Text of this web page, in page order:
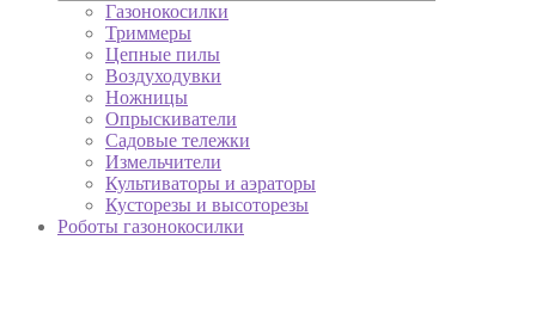
Газонокосилки
Триммеры
Цепные пилы
Воздуходувки
Ножницы
Опрыскиватели
Садовые тележки
Измельчители
Культиваторы и аэраторы
Кусторезы и высоторезы
Роботы газонокосилки